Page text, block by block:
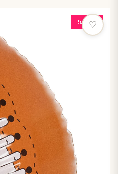
מבצע!
♡